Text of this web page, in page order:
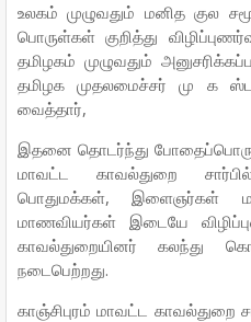
உலகம் முழுவதும் மனித குல
பொருள்கள் குறித்து
தமிழகம் முழுவதும்
தமிழக முதலமைச்சர் மு க
வைத்தார்,
இதனை தொடர்ந்து போதைப்பொருள்
மாவட்ட காவல்துறை
பொதுமக்கள், இளைஞர்கள்
மாணவியர்கள் இடையே
காவல்துறையினர் கலந்து
நடைபெற்றது.
காஞ்சிபுரம் மாவட்ட